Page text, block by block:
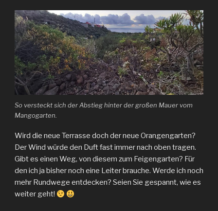
So versteckt sich der Abstieg hinter der großen Mauer vom
Mangogarten.
Wird die neue Terrasse doch der neue Orangengarten?
Der Wind würde den Duft fast immer nach oben tragen.
Gibt es einen Weg, von diesem zum Feigengarten? Für
den ich ja bisher noch eine Leiter brauche. Werde ich noch
mehr Rundwege entdecken? Seien Sie gespannt, wie es
weiter geht!